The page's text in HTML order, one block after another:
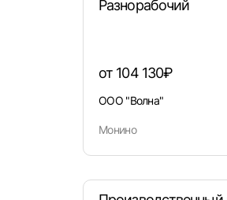
Разнорабочий
от 104 130₽
ООО "Волна"
Монино